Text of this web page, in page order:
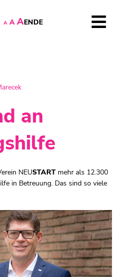
A A AENDE
an
NEUSTART mehr als 12.300
in Betreuung. Das sind so viele